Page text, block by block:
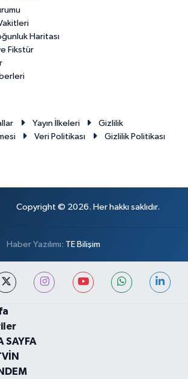
Haritası
Fikstür
Yayın İlkeleri
Gizlilik
Veri Politikası
Gizlilik Politikası
Copyright © 2026. Her hakkı saklıdır.
Haber Yazılımı: TE Bilişim
SAYFA